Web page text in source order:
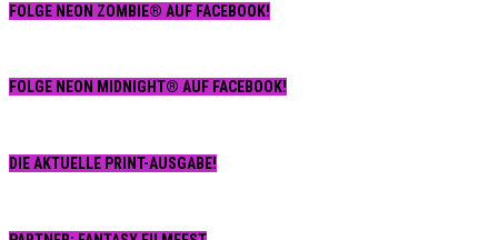
FOLGE NEON ZOMBIE® AUF FACEBOOK!
FOLGE NEON MIDNIGHT® AUF FACEBOOK!
DIE AKTUELLE PRINT-AUSGABE!